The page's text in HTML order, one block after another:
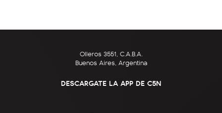
Olleros 3551, C.A.B.A.
Buenos Aires, Argentina
DESCARGATE LA APP DE C5N